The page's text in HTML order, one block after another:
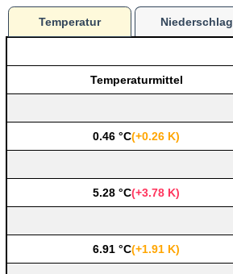
Temperatur Niederschlag
Temperaturmittel
0.46 °C(+0.26 K)
5.28 °C(+3.78 K)
6.91 °C(+1.91 K)